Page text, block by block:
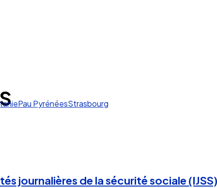
Pau PyrénéesStrasbourg
journalières de la sécurité sociale (IJSS)